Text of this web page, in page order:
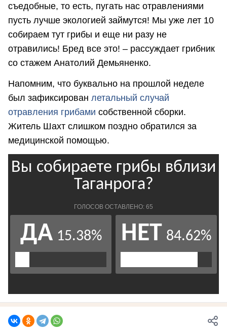
съедобные, то есть, пугать нас отравлениями
пусть лучше экологией займутся! Мы уже лет 10
собираем тут грибы и еще ни разу не
отравились! Бред все это! – рассуждает грибник
со стажем Анатолий Демьяненко.
Напомним, что буквально на прошлой неделе
был зафиксирован летальный случай
отравления грибами собственной сборки.
Житель Шахт слишком поздно обратился за
медицинской помощью.